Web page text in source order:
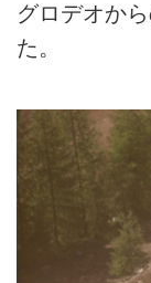
グロデオか
た。